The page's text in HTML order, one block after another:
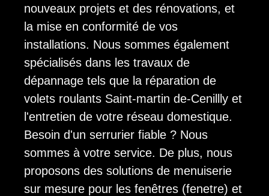
nouveaux projets et des rénovations, et
la mise en conformité de vos
installations. Nous sommes également
spécialisés dans les travaux de
dépannage tels que la réparation de
volets roulants Saint-martin de-Cenillly et
l'entretien de votre réseau domestique.
Besoin d'un serrurier fiable ? Nous
sommes à votre service. De plus, nous
proposons des solutions de menuiserie
sur mesure pour les fenêtres (fenetre) et